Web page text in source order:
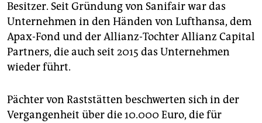
Besitzer. Seit Gründung von Sanifair war das
Unternehmen in den Händen von Lufthansa, dem
Apax-Fond und der Allianz-Tochter Allianz Capital
Partners, die auch seit 2015 das Unternehmen
wieder führt.
Pächter von Raststätten beschwerten sich in der
Vergangenheit über die 10.000 Euro, die für